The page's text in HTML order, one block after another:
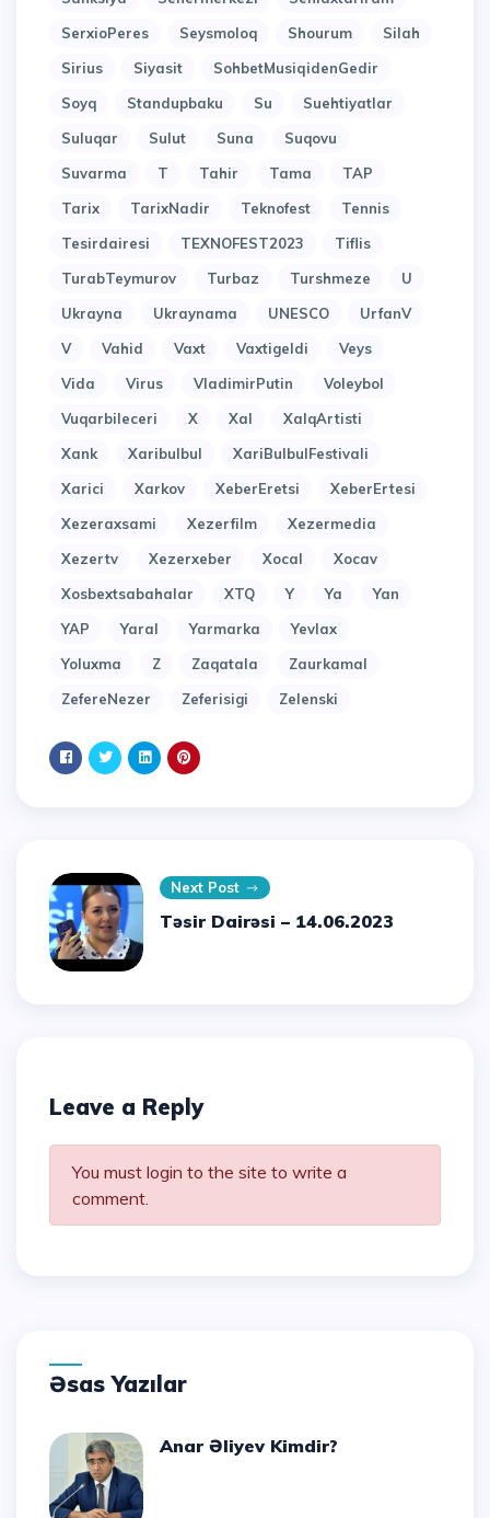
SerxioPeres
Seysmoloq Shourum
Silah
Sirius
Siyasit
SohbetMusiqidenGedir
Soyq
Standupbaku Su
Suehtiyatlar
Suluqar
Sulut Suna
Suqovu
Suvarma
T Tahir Tama
TAP
Tarix
TarixNadir Teknofest
Tennis
Tesirdairesi
TEXNOFEST2023
Tiflis
TurabTeymurov
Turbaz Turshmeze
U
Ukrayna
Ukraynama UNESCO
UrfanV
V
Vahid Vaxt Vaxtigeldi
Veys
Vida
Virus VladimirPutin
Voleybol
Vuqarbileceri
X Xal
XalqArtisti
Xank
Xaribulbul
XariBulbulFestivali
Xarici
Xarkov XeberEretsi
XeberErtesi
Xezeraxsami
Xezerfilm
Xezermedia
Xezertv
Xezerxeber Xocal
Xocav
Xosbextsabahalar
XTQ Y Ya
Yan
YAP
Yaral Yarmarka
Yevlax
Yoluxma
Z Zaqatala
Zaurkamal
ZefereNezer
Zeferisigi Zelenski
Next Post
Təsir Dairəsi – 14.06.2023
Leave a Reply
You must login to the site to write a
comment.
Əsas Yazılar
Anar Əliyev Kimdir?